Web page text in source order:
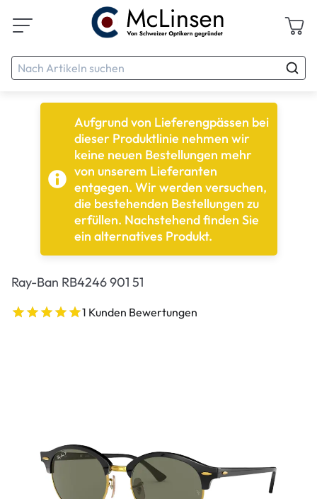
Aufgrund von Lieferengpässen bei
dieser Produktlinie nehmen wir
keine neuen Bestellungen mehr
von unserem Lieferanten
entgegen. Wir werden versuchen,
die bestehenden Bestellungen zu
erfüllen. Nachstehend finden Sie
ein alternatives Produkt.
Ray-Ban RB4246 901 51
1 Kunden Bewertungen